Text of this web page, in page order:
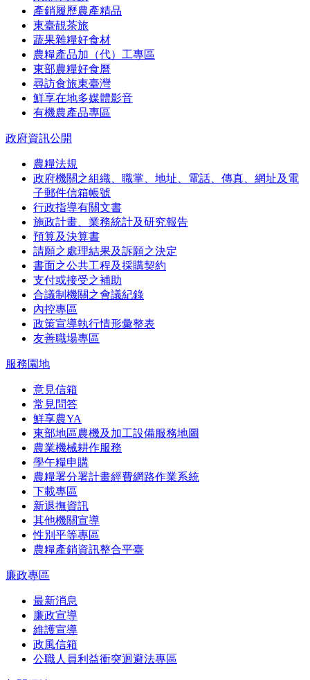
產銷履歷農產精品
東臺靚茶旅
蔬果雜糧好食材
農糧產品加（代）工專區
東部農糧好食曆
尋訪食旅東臺灣
鮮享在地多媒體影音
有機農產品專區
政府資訊公開
農糧法規
政府機關之組織、職掌、地址、電話、傳真、網址及電
子郵件信箱帳號
行政指導有關文書
施政計畫、業務統計及研究報告
預算及決算書
請願之處理結果及訴願之決定
書面之公共工程及採購契約
支付或接受之補助
合議制機關之會議紀錄
內控專區
政策宣導執行情形彙整表
友善職場專區
服務園地
意見信箱
常見問答
鮮享農YA
東部地區農機及加工設備服務地圖
農業機械耕作服務
學午糧申購
農糧署分署計畫經費網路作業系統
下載專區
新退撫資訊
其他機關宣導
性別平等專區
農糧產銷資訊整合平臺
廉政專區
最新消息
廉政宣導
維護宣導
政風信箱
公職人員利益衝突迴避法專區